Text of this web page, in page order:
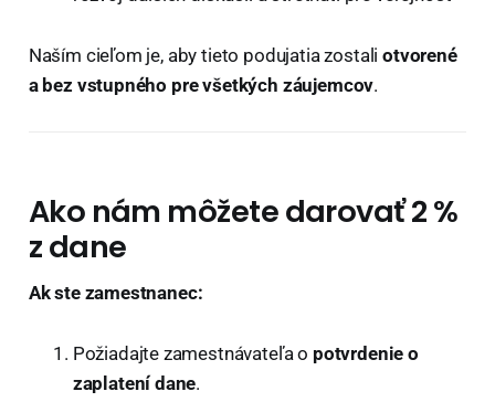
Naším cieľom je, aby tieto podujatia zostaliotvorené
a bez vstupného pre všetkých záujemcov.
Ako nám môžete darovať 2 %
z dane
Ak ste zamestnanec:
Požiadajte zamestnávateľa o potvrdenie o
zaplatení dane.